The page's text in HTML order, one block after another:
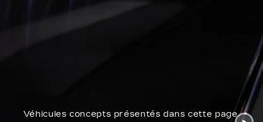
Véhicules concepts présentés dans cette page.